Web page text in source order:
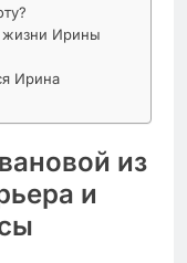
жизни Ирины
Ирина
из
и